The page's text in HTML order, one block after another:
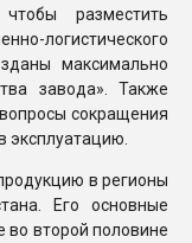
разместить
логистического
максимально
завода». Также
сокращения
эксплуатацию.
в регионы
Его основные
второй половине